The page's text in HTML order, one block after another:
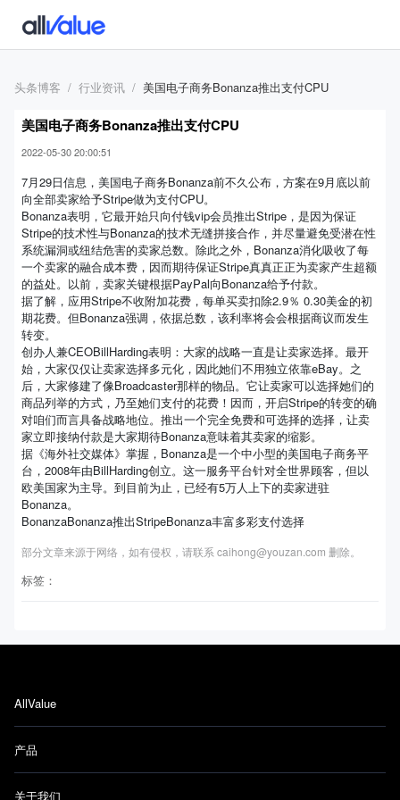
头条博客 行业资讯 美国电子商务Bonanza推出支付CPU
美国电子商务Bonanza推出支付CPU
2022-05-30 20:00:51
7月29日信息，美国电子商务Bonanza前不久公布，方案在9月底以前
向全部卖家给予Stripe做为支付CPU。
Bonanza表明，它最开始只向付钱vip会员推出Stripe，是因为保证
Stripe的技术性与Bonanza的技术无缝拼接合作，并尽量避免受潜在性
系统漏洞或纽结危害的卖家总数。除此之外，Bonanza消化吸收了每
一个卖家的融合成本费，因而期待保证Stripe真真正正为卖家产生超额
的益处。以前，卖家关键根据PayPal向Bonanza给予付款。
据了解，应用Stripe不收附加花费，每单买卖扣除2.9％ 0.30美金的初
期花费。但Bonanza强调，依据总数，该利率将会会根据商议而发生
转变。
创办人兼CEOBillHarding表明：大家的战略一直是让卖家选择。最开
始，大家仅仅让卖家选择多元化，因此她们不用独立依靠eBay。之
后，大家修建了像Broadcaster那样的物品。它让卖家可以选择她们的
商品列举的方式，乃至她们支付的花费！因而，开启Stripe的转变的确
对咱们而言具备战略地位。推出一个完全免费和可选择的选择，让卖
家立即接纳付款是大家期待Bonanza意味着其卖家的缩影。
据《海外社交媒体》掌握，Bonanza是一个中小型的美国电子商务平
台，2008年由BillHarding创立。这一服务平台针对全世界顾客，但以
欧美国家为主导。到目前为止，已经有5万人上下的卖家进驻
Bonanza。
BonanzaBonanza推出StripeBonanza丰富多彩支付选择
部分文章来源于网络，如有侵权，请联系 caihong@youzan.com 删除。
标签：
AllValue
产品
关于我们